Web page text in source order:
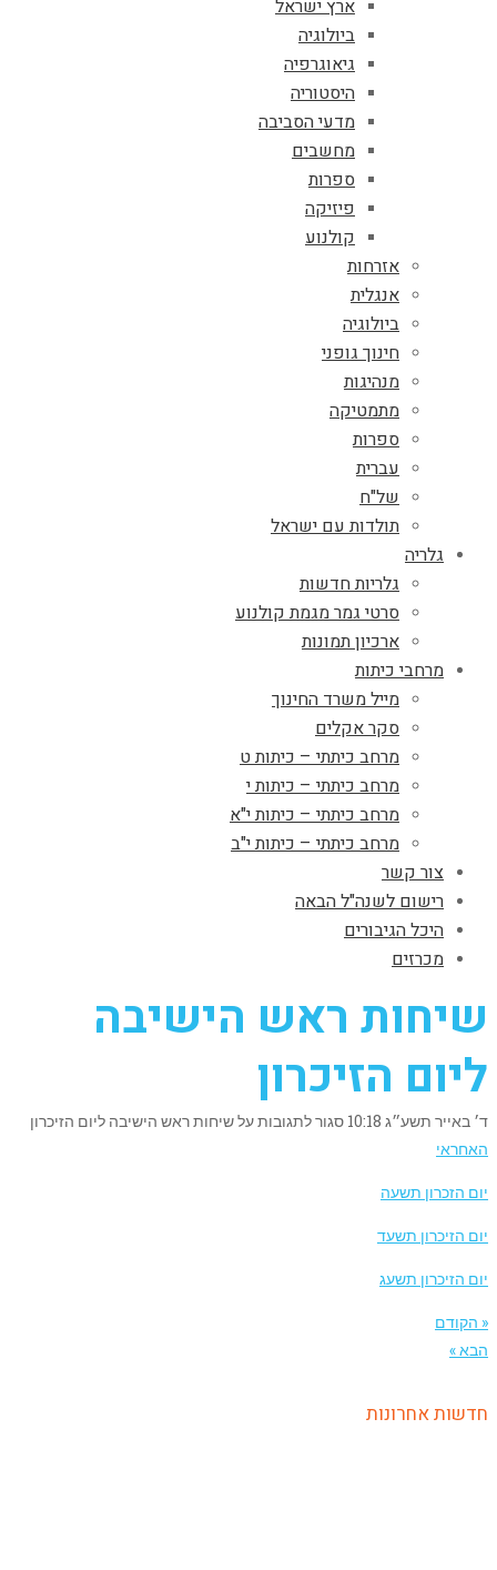
ארץ ישראל
ביולוגיה
גיאוגרפיה
היסטוריה
מדעי הסביבה
מחשבים
ספרות
פיזיקה
קולנוע
אזרחות
אנגלית
ביולוגיה
חינוך גופני
מנהיגות
מתמטיקה
ספרות
עברית
של"ח
תולדות עם ישראל
גלריה
גלריות חדשות
סרטי גמר מגמת קולנוע
ארכיון תמונות
מרחבי כיתות
מייל משרד החינוך
סקר אקלים
מרחב כיתתי – כיתות ט
מרחב כיתתי – כיתות י
מרחב כיתתי – כיתות י"א
מרחב כיתתי – כיתות י"ב
צור קשר
רישום לשנה"ל הבאה
היכל הגיבורים
מכרזים
שיחות ראש הישיבה
ליום הזיכרון
ד׳ באייר תשע״ג 10:18 סגור לתגובותעל שיחות ראש הישיבה ליום הזיכרון
האחראי
יום הזכרון תשעה
יום הזיכרון תשעד
יום הזיכרון תשעג
« הקודם
הבא »
חדשות אחרונות